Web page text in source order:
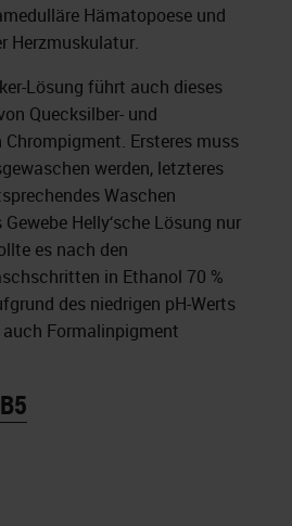
Hämatopoese und
Herzmuskulatur.
Lösung führt auch dieses
Quecksilber- und
Ersteres muss
werden, letzteres
Waschen
Helly‘sche Lösung nur
es nach den
in Ethanol 70 %
des niedrigen pH-Werts
Formalinpigment